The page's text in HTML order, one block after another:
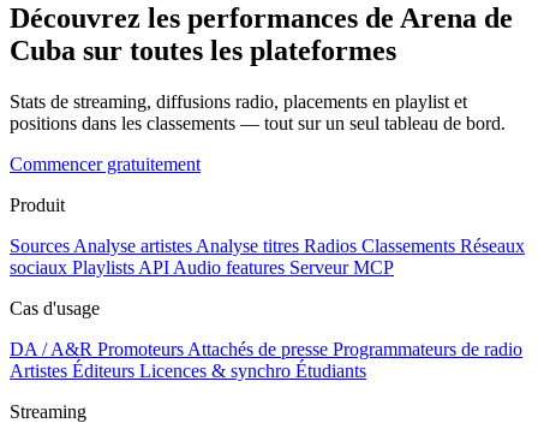
Découvrez les performances de Arena de
Cuba sur toutes les plateformes
Stats de streaming, diffusions radio, placements en playlist et
positions dans les classements — tout sur un seul tableau de bord.
Commencer gratuitement
Produit
Sources Analyse artistes Analyse titres Radios Classements Réseaux
sociaux Playlists API Audio features Serveur MCP
Cas d'usage
DA / A&R Promoteurs Attachés de presse Programmateurs de radio
Artistes Éditeurs Licences & synchro Étudiants
Streaming